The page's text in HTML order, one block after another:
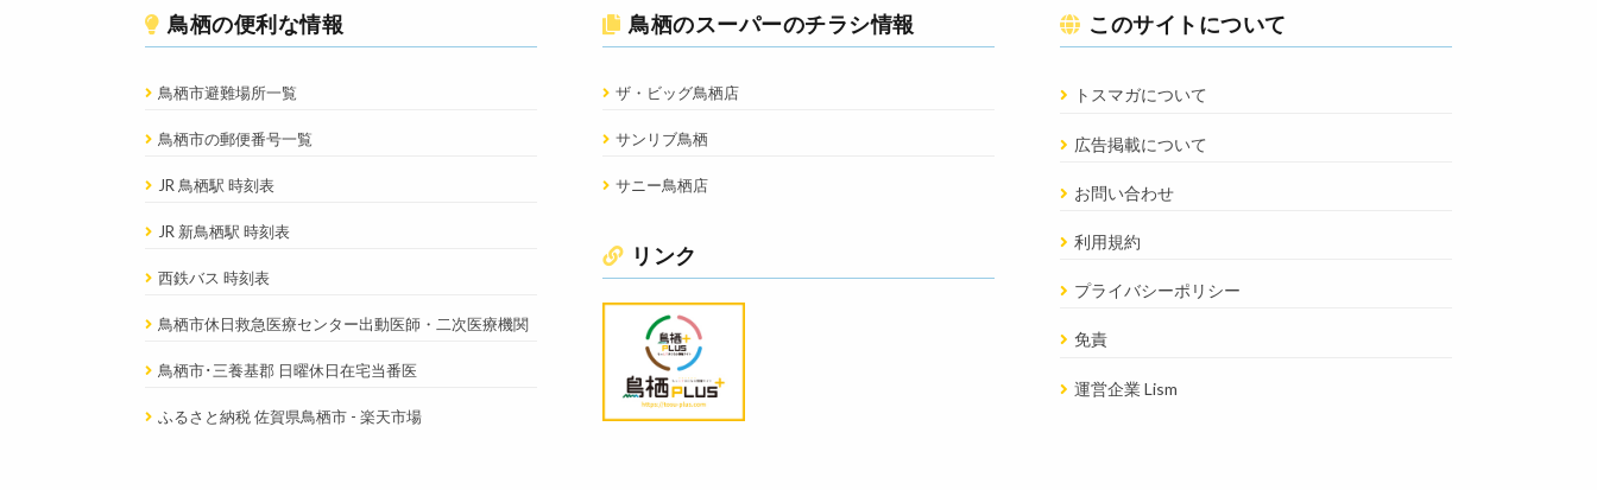
鳥栖の便利な情報
鳥栖市避難場所一覧
鳥栖市の郵便番号一覧
JR 鳥栖駅 時刻表
JR 新鳥栖駅 時刻表
西鉄バス 時刻表
鳥栖市休日救急医療センター出動医師・二次医療機関
鳥栖市･三養基郡 日曜休日在宅当番医
ふるさと納税 佐賀県鳥栖市 - 楽天市場
鳥栖のスーパーのチラシ情報
ザ・ビッグ鳥栖店
サンリブ鳥栖
サニー鳥栖店
リンク
このサイトについて
トスマガについて
広告掲載について
お問い合わせ
利用規約
プライバシーポリシー
免責
運営企業 Lism